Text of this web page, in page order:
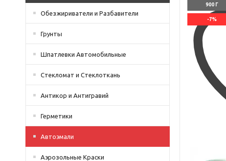
Обезжириватели и Разбавители
Грунты
Шпатлевки Автомобильные
Стекломат и Стеклоткань
Антикор и Антигравий
Герметики
Автоэмали
Аэрозольные Краски
900 Г
-7%